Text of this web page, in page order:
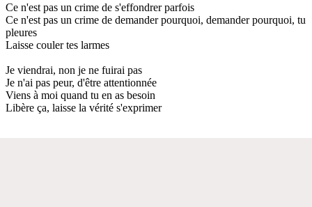
Ce n'est pas un crime de s'effondrer parfois
Ce n'est pas un crime de demander pourquoi, demander pourquoi, tu
pleures
Laisse couler tes larmes
Je viendrai, non je ne fuirai pas
Je n'ai pas peur, d'être attentionnée
Viens à moi quand tu en as besoin
Libère ça, laisse la vérité s'exprimer